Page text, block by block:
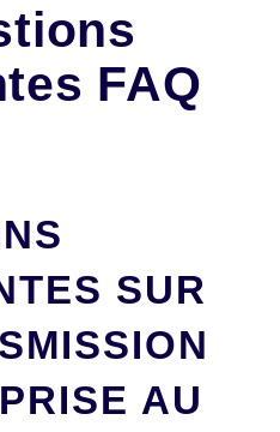
FAQ
SUR
AU